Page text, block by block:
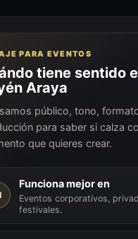
PARA EVENTOS
tiene sentido
Araya
público, tono,
para saber si calza
que quieres crear.
Funciona mejor en
Eventos corporativos,
festivales.